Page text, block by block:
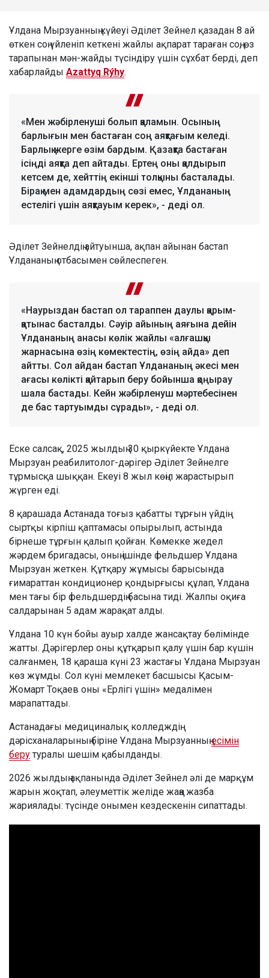
Ұлдана Мырзуанның күйеуі Әділет Зейнел қазадан 8 ай
өткен соң үйленіп кеткені жайлы ақпарат тараған соң, өз
тарапынан мән-жайды түсіндіру үшін сұхбат берді, деп
хабарлайды Azattyq Rýhy.
«Мен жәбірленуші болып қаламын. Осының
барлығын мен бастаған соң аяқтағым келеді.
Барлық жерге өзім бардым. Қазақта бастаған
ісіңді аяқта деп айтады. Ертең оны қалдырып
кетсем де, хейттің екінші толқыны басталады.
Бірақ мен адамдардың сөзі емес, Ұлдананың
естелігі үшін аяқтауым керек», - деді ол.
Әділет Зейнелдің айтуынша, ақпан айынан бастап
Ұлдананың отбасымен сөйлеспеген.
«Наурыздан бастап ол тараппен даулы қарым-
қатынас басталды. Сәуір айының аяғына дейін
Ұлдананың анасы көлік жайлы «алғашқы
жарнасына өзің көмектестің, өзің айда» деп
айтты. Сол айдан бастап Ұлдананың әкесі мен
ағасы көлікті қайтарып беру бойынша қоңырау
шала бастады. Кейн жәбірленуш мәртебесінен
де бас тартуымды сұрады», - деді ол.
Еске салсақ, 2025 жылдың 30 қыркүйекте Ұлдана
Мырзуан реабилитолог-дәрігер Әділет Зейнелге
тұрмысқа шыққан. Екеуі 8 жыл көңіл жарастырып
жүрген еді.
8 қарашада Астанада тоғыз қабатты тұрғын үйдің
сыртқы кірпіш қаптамасы опырылып, астында
бірнеше тұрғын қалып қойған. Көмекке жедел
жәрдем бригадасы, оның ішінде фельдшер Ұлдана
Мырзуан жеткен. Құтқару жұмысы барысында
ғимараттан кондиционер қондырғысы құлап, Ұлдана
мен тағы бір фельдшердің басына тиді. Жалпы оқиға
салдарынан 5 адам жарақат алды.
Ұлдана 10 күн бойы ауыр халде жансақтау бөлімінде
жатты. Дәрігерлер оны құтқарып қалу үшін бар күшін
салғанмен, 18 қараша күні 23 жастағы Ұлдана Мырзуан
көз жұмды. Сол күні мемлекет басшысы Қасым-
Жомарт Тоқаев оны «Ерлігі үшін» медалімен
марапаттады.
Астанадағы медициналық колледждің
дәрісханаларының біріне Ұлдана Мырзуанныңесімін
беру туралы шешім қабылданды.
2026 жылдың ақпанында Әділет Зейнел әлі де марқұм
жарын жоқтап, әлеуметтік желіде жаңа жазба
жариялады: түсінде онымен кездескенін сипаттады.